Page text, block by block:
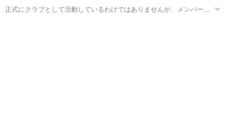
正式にクラブとして活動しているわけではありませんが、メンバーを